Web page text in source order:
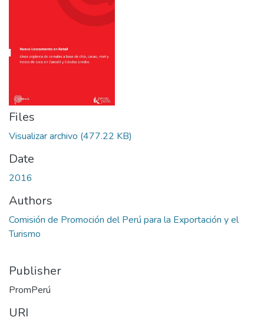
Files
Visualizar archivo (477.22 KB)
Date
2016
Authors
Comisión de Promoción del Perú para la Exportación y el
Turismo
Publisher
PromPerú
URI